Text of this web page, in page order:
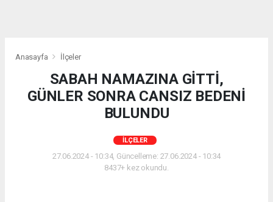
Anasayfa İlçeler
SABAH NAMAZINA GİTTİ,
GÜNLER SONRA CANSIZ BEDENİ
BULUNDU
İLÇELER
27.06.2024 - 10:34, Güncelleme: 27.06.2024 - 10:34
8437+ kez okundu.